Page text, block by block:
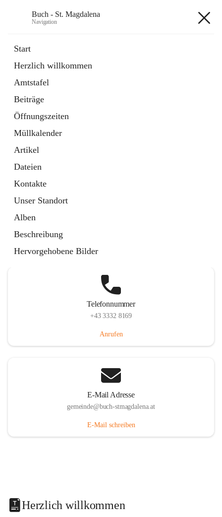
Buch - St. Magdalena
Navigation
Start
Herzlich willkommen
Amtstafel
Beiträge
Öffnungszeiten
Müllkalender
Artikel
Dateien
Kontakte
Unser Standort
Alben
Beschreibung
Hervorgehobene Bilder
11 Schnellzugriffe
Bürgerservice
10 Schnellzugriffe
Telefonnummer
+43 3332 8169
Anrufen
E-Mail Adresse
gemeinde@buch-stmagdalena.at
E-Mail schreiben
Herzlich willkommen